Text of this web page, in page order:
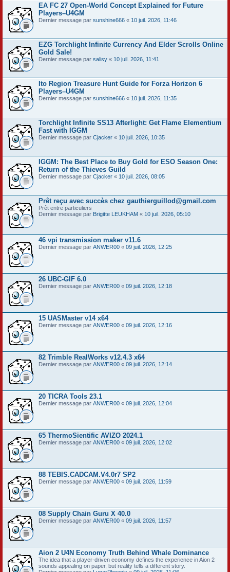
EA FC 27 Open-World Concept Explained for Future
Players–U4GM
Dernier message par sunshine666 « 10 juil. 2026, 11:46
EZG Torchlight Infinite Currency And Elder Scrolls Online
Gold Sale!
Dernier message par salisy « 10 juil. 2026, 11:41
Ito Region Treasure Hunt Guide for Forza Horizon 6
Players–U4GM
Dernier message par sunshine666 « 10 juil. 2026, 11:35
Torchlight Infinite SS13 Afterlight: Get Flame Elementium
Fast with IGGM
Dernier message par Cjacker « 10 juil. 2026, 10:35
IGGM: The Best Place to Buy Gold for ESO Season One:
Return of the Thieves Guild
Dernier message par Cjacker « 10 juil. 2026, 08:05
Prêt reçu avec succès chez gauthierguillod@gmail.com
Prêt entre particuliers
Dernier message par Brigitte LEUKHAM « 10 juil. 2026, 05:10
46 vpi transmission maker v11.6
Dernier message par ANWER00 « 09 juil. 2026, 12:25
26 UBC-GIF 6.0
Dernier message par ANWER00 « 09 juil. 2026, 12:18
15 UASMaster v14 x64
Dernier message par ANWER00 « 09 juil. 2026, 12:16
82 Trimble RealWorks v12.4.3 x64
Dernier message par ANWER00 « 09 juil. 2026, 12:14
20 TICRA Tools 23.1
Dernier message par ANWER00 « 09 juil. 2026, 12:04
65 ThermoSientific AVIZO 2024.1
Dernier message par ANWER00 « 09 juil. 2026, 12:02
88 TEBIS.CADCAM.V4.0r7 SP2
Dernier message par ANWER00 « 09 juil. 2026, 11:59
08 Supply Chain Guru X 40.0
Dernier message par ANWER00 « 09 juil. 2026, 11:57
Aion 2 U4N Economy Truth Behind Whale Dominance
The idea that a player-driven economy defines the experience in Aion 2
sounds appealing on paper, but reality tells a different story.